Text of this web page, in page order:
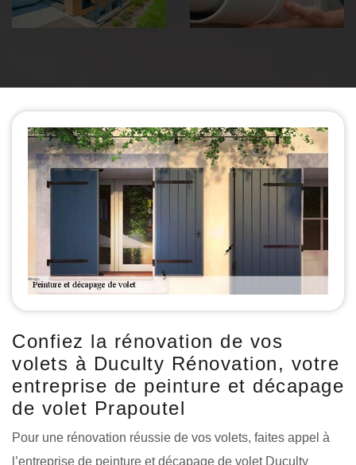
Confiez la rénovation de vos
volets à Duculty Rénovation, votre
entreprise de peinture et décapage
de volet Prapoutel
Pour une rénovation réussie de vos volets, faites appel à
l’entreprise de peinture et décapage de volet Duculty